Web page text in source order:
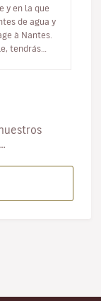
y en la que
de agua y
à Nantes.
tendrás